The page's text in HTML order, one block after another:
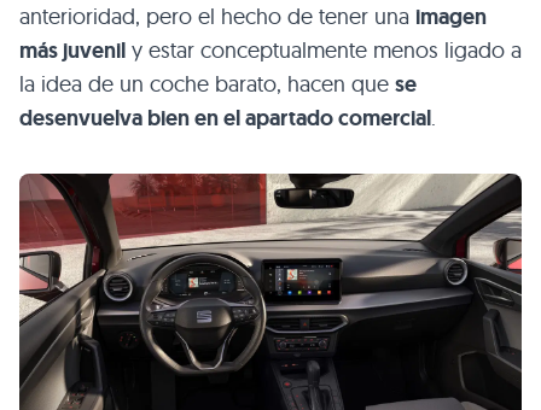
anterioridad, pero el hecho de tener una imagen
más juvenil y estar conceptualmente menos ligado a
la idea de un coche barato, hacen que se
desenvuelva bien en el apartado comercial.